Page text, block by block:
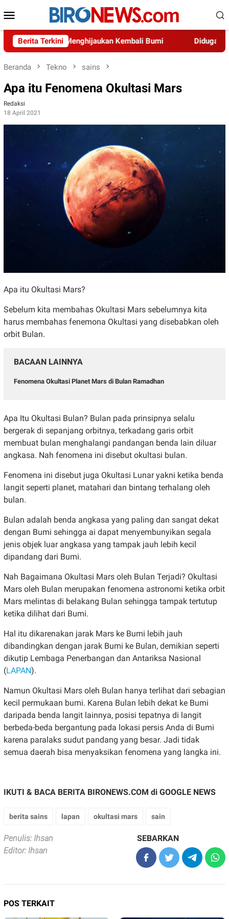
ke
kontenMobile
Berita Terkini
dalam Menghijaukan Kembali Bumi Diduga Adanya
Beranda Tekno sains
Apa itu Fenomena Okultasi Mars
Redaksi
18 April 2021
Apa itu Okultasi Mars?
Sebelum kita membahas Okultasi Mars sebelumnya kita
harus membahas fenemona Okultasi yang disebabkan oleh
orbit Bulan.
BACAAN LAINNYA
Fenomena Okultasi Planet Mars di Bulan Ramadhan
Apa Itu Okultasi Bulan? Bulan pada prinsipnya selalu
bergerak di sepanjang orbitnya, terkadang garis orbit
membuat bulan menghalangi pandangan benda lain diluar
angkasa. Nah fenomena ini disebut okultasi bulan.
Fenomena ini disebut juga Okultasi Lunar yakni ketika benda
langit seperti planet, matahari dan bintang terhalang oleh
bulan.
Bulan adalah benda angkasa yang paling dan sangat dekat
dengan Bumi sehingga ai dapat menyembunyikan segala
jenis objek luar angkasa yang tampak jauh lebih kecil
dipandang dari Bumi.
Nah Bagaimana Okultasi Mars oleh Bulan Terjadi? Okultasi
Mars oleh Bulan merupakan fenomena astronomi ketika orbit
Mars melintas di belakang Bulan sehingga tampak tertutup
ketika dilihat dari Bumi.
Hal itu dikarenakan jarak Mars ke Bumi lebih jauh
dibandingkan dengan jarak Bumi ke Bulan, demikian seperti
dikutip Lembaga Penerbangan dan Antariksa Nasional
(LAPAN).
Namun Okultasi Mars oleh Bulan hanya terlihat dari sebagian
kecil permukaan bumi. Karena Bulan lebih dekat ke Bumi
daripada benda langit lainnya, posisi tepatnya di langit
berbeda-beda bergantung pada lokasi persis Anda di Bumi
karena paralaks sudut pandang yang besar. Jadi tidak
semua daerah bisa menyaksikan fenomena yang langka ini.
IKUTI & BACA BERITA BIRONEWS.COM di GOOGLE NEWS
berita sains lapan okultasi mars sain
Penulis: Ihsan
Editor: Ihsan
SEBARKAN
POS TERKAIT